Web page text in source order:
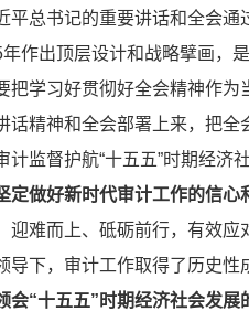
总书记的重要讲话和全会通
作出顶层设计和战略擘画，
学习好贯彻好全会精神作为
精神和全会部署上来，把全
监督护航“十五五”时期经济
做好新时代审计工作的信心
难而上、砥砺前行，有效应
下，审计工作取得了历史性
会“十五五”时期经济社会发展